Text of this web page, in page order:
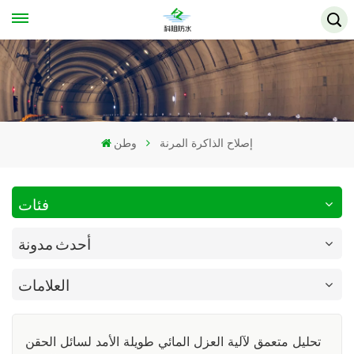
وطن إصلاح الذاكرة المرنة
فئات
أحدث مدونة
العلامات
تحليل متعمق لآلية العزل المائي طويلة الأمد لسائل الحقن